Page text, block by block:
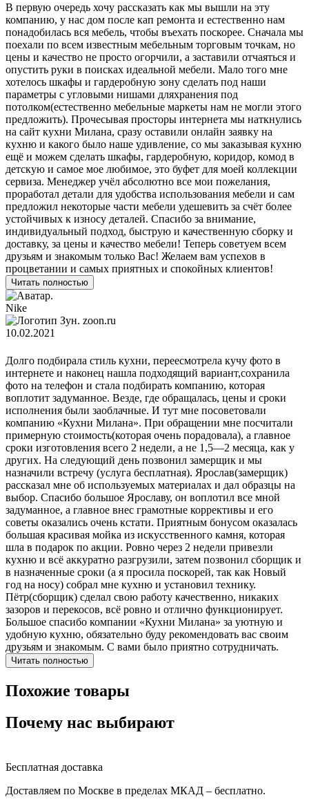
В первую очередь хочу рассказать как мы вышли на эту
компанию, у нас дом после кап ремонта и естественно нам
понадобилась вся мебель, чтобы въехать поскорее. Сначала мы
поехали по всем известным мебельным торговым точкам, но
цены и качество не просто огорчили, а заставили отчаяться и
опустить руки в поисках идеальной мебели. Мало того мне
хотелось шкафы и гардеробную зону сделать под наши
параметры с угловыми нишами дляхранения под
потолком(естественно мебельные маркеты нам не могли этого
предложить). Прочесывая просторы интернета мы наткнулись
на сайт кухни Милана, сразу оставили онлайн заявку на
кухню и какого было наше удивление, со мы заказывая кухню
ещё и можем сделать шкафы, гардеробную, коридор, комод в
детскую и самое мое любимое, это буфет для моей коллекции
сервиза. Менеджер учёл абсолютно все мои пожелания,
проработал детали для удобства использования мебели и сам
предложил некоторые части мебели удешевить за счёт более
устойчивых к износу деталей. Спасибо за внимание,
индивидуальный подход, быструю и качественную сборку и
доставку, за цены и качество мебели! Теперь советуем всем
друзьям и знакомым только Вас! Желаем вам успехов в
процветании и самых приятных и спокойных клиентов!
Читать полностью
Nike
zoon.ru
10.02.2021
Долго подбирала стиль кухни, переесмотрела кучу фото в
интернете и наконец нашла подходящий вариант,сохранила
фото на телефон и стала подбирать компанию, которая
воплотит задуманное. Везде, где обращалась, цены и сроки
исполнения были заоблачные. И тут мне посоветовали
компанию «Кухни Милана». При обращении мне посчитали
примерную стоимость(которая очень порадовала), а главное
сроки изготовления всего 2 недели, а не 1,5—2 месяца, как у
других. На следующий день позвонил замерщик и мы
назначили встречу (услуга бесплатная). Ярослав(замерщик)
рассказал мне об используемых материалах и дал образцы на
выбор. Спасибо большое Ярославу, он воплотил все мной
задуманное, а главное внес грамотные коррективы и его
советы оказались очень кстати. Приятным бонусом оказалась
большая красивая мойка из искусственного камня, которая
шла в подарок по акции. Ровно через 2 недели привезли
кухню и всё аккуратно разгрузили, затем позвонил сборщик и
в назначенные сроки (а я просила поскорей, так как Новый
год на носу) собрал мне кухню и установил технику.
Пётр(сборщик) сделал свою работу качественно, никаких
зазоров и перекосов, всё ровно и отлично функционирует.
Большое спасибо компании «Кухни Милана» за уютную и
удобную кухню, обязательно буду рекомендовать вас своим
друзьям и знакомым. С вами было приятно сотрудничать.
Читать полностью
Похожие товары
Почему нас выбирают
Бесплатная доставка
Доставляем по Москве в пределах МКАД – бесплатно.